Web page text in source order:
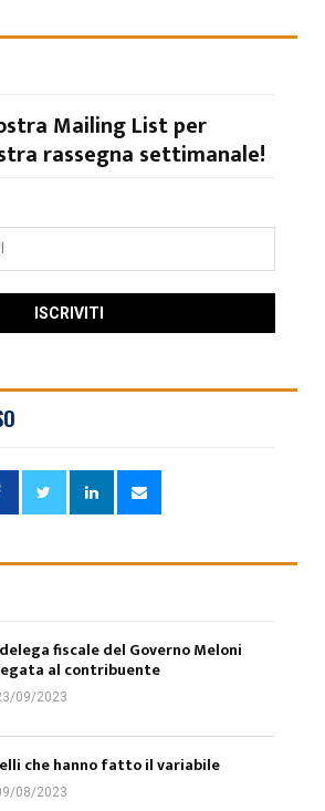
Mailing List per
rassegna settimanale!
fiscale del Governo Meloni
al contribuente
09/2023
che hanno fatto il variabile
08/2023